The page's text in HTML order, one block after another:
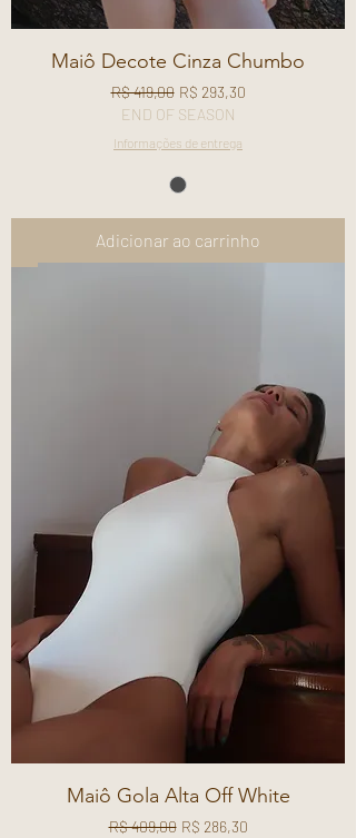
Maiô Decote Cinza Chumbo
Preço normal
R$ 419,00 Preço promocional
R$ 293,30
END OF SEASON
Informações de entrega
Adicionar ao carrinho
Maiô Gola Alta Off White
Preço normal
R$ 409,00 Preço promocional
R$ 286,30